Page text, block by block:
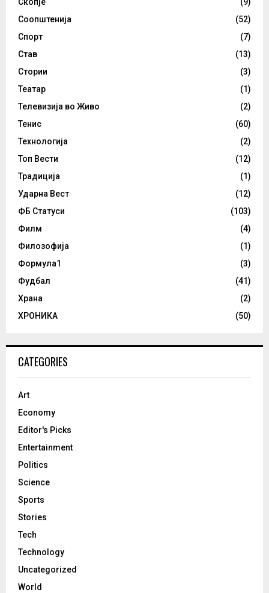
Соопштенија
(52)
Спорт
(7)
Став
(13)
Стории
(3)
Театар
(1)
Телевизија во Живо
(2)
Тенис
(60)
Технологија
(2)
Топ Вести
(12)
Традиција
(1)
Ударна Вест
(12)
ФБ Статуси
(103)
Филм
(4)
Филозофија
(1)
Формула1
(3)
Фудбал
(41)
Храна
(2)
ХРОНИКА
(50)
CATEGORIES
Art
Economy
Editor's Picks
Entertainment
Politics
Science
Sports
Stories
Tech
Technology
Uncategorized
World